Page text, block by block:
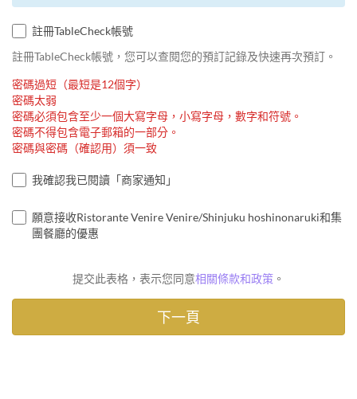
註冊TableCheck帳號
註冊TableCheck帳號，您可以查閱您的預訂記錄及快速再次預訂。
密碼過短（最短是12個字）
密碼太弱
密碼必須包含至少一個大寫字母，小寫字母，數字和符號。
密碼不得包含電子郵箱的一部分。
密碼與密碼（確認用）須一致
我確認我已閱讀「商家通知」
願意接收Ristorante Venire Venire/Shinjuku hoshinonaruki和集
團餐廳的優惠
提交此表格，表示您同意相關條款和政策 。